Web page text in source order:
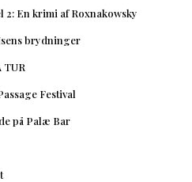
2: En krimi af Roxnakowsky
brydninger
TUR
Festival
på Palæ Bar